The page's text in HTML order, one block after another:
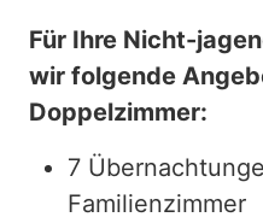
Für Ihre Nicht-
wir folgende
Doppelzimmer:
7
Familienzimmer